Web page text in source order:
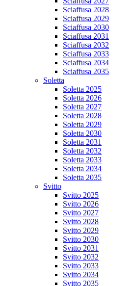
Sciaffusa 2028
Sciaffusa 2029
Sciaffusa 2030
Sciaffusa 2031
Sciaffusa 2032
Sciaffusa 2033
Sciaffusa 2034
Sciaffusa 2035
Soletta
Soletta 2025
Soletta 2026
Soletta 2027
Soletta 2028
Soletta 2029
Soletta 2030
Soletta 2031
Soletta 2032
Soletta 2033
Soletta 2034
Soletta 2035
Svitto
Svitto 2025
Svitto 2026
Svitto 2027
Svitto 2028
Svitto 2029
Svitto 2030
Svitto 2031
Svitto 2032
Svitto 2033
Svitto 2034
Svitto 2035